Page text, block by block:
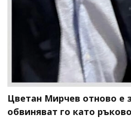
Цветан Мирчев отново е
обвиняват го като